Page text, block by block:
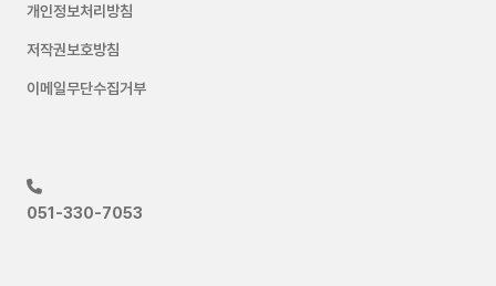
개인정보처리방침
저작권보호방침
이메일무단수집거부
051-330-7053